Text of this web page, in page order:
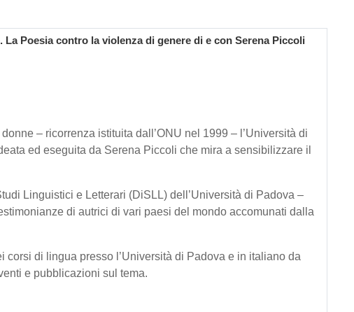
Poesia contro la violenza di genere di e con Serena Piccoli
– ricorrenza istituita dall’ONU nel 1999 – l’Università di
ed eseguita da Serena Piccoli che mira a sensibilizzare il
Linguistici e Letterari (DiSLL) dell’Università di Padova –
di autrici di vari paesi del mondo accomunati dalla
di lingua presso l’Università di Padova e in italiano da
e pubblicazioni sul tema.